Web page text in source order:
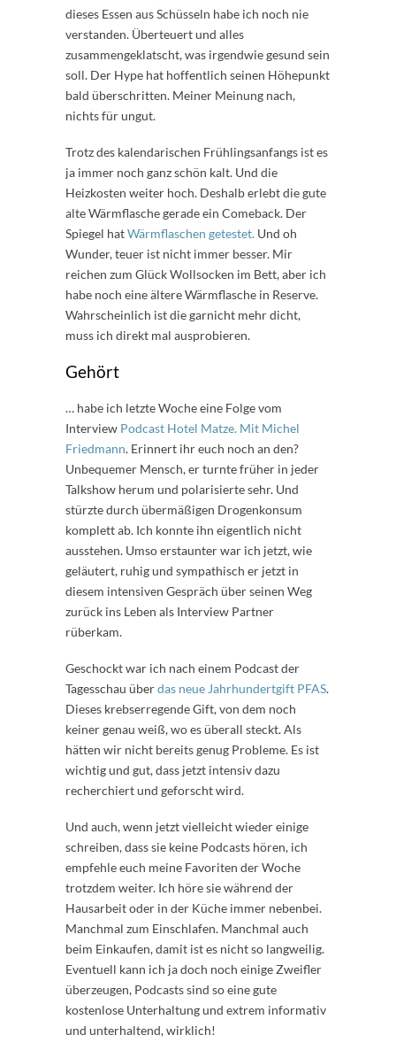
dieses Essen aus Schüsseln habe ich noch nie
verstanden. Überteuert und alles
zusammengeklatscht, was irgendwie gesund sein
soll. Der Hype hat hoffentlich seinen Höhepunkt
bald überschritten. Meiner Meinung nach,
nichts für ungut.
Trotz des kalendarischen Frühlingsanfangs ist es
ja immer noch ganz schön kalt. Und die
Heizkosten weiter hoch. Deshalb erlebt die gute
alte Wärmflasche gerade ein Comeback. Der
Spiegel hatWärmflaschen getestet. Und oh
Wunder, teuer ist nicht immer besser. Mir
reichen zum Glück Wollsocken im Bett, aber ich
habe noch eine ältere Wärmflasche in Reserve.
Wahrscheinlich ist die garnicht mehr dicht,
muss ich direkt mal ausprobieren.
Gehört
… habe ich letzte Woche eine Folge vom
Interview Podcast Hotel Matze. Mit Michel
Friedmann. Erinnert ihr euch noch an den?
Unbequemer Mensch, er turnte früher in jeder
Talkshow herum und polarisierte sehr. Und
stürzte durch übermäßigen Drogenkonsum
komplett ab. Ich konnte ihn eigentlich nicht
ausstehen. Umso erstaunter war ich jetzt, wie
geläutert, ruhig und sympathisch er jetzt in
diesem intensiven Gespräch über seinen Weg
zurück ins Leben als Interview Partner
rüberkam.
Geschockt war ich nach einem Podcast der
Tagesschau überdas neue Jahrhundertgift PFAS.
Dieses krebserregende Gift, von dem noch
keiner genau weiß, wo es überall steckt. Als
hätten wir nicht bereits genug Probleme. Es ist
wichtig und gut, dass jetzt intensiv dazu
recherchiert und geforscht wird.
Und auch, wenn jetzt vielleicht wieder einige
schreiben, dass sie keine Podcasts hören, ich
empfehle euch meine Favoriten der Woche
trotzdem weiter. Ich höre sie während der
Hausarbeit oder in der Küche immer nebenbei.
Manchmal zum Einschlafen. Manchmal auch
beim Einkaufen, damit ist es nicht so langweilig.
Eventuell kann ich ja doch noch einige Zweifler
überzeugen, Podcasts sind so eine gute
kostenlose Unterhaltung und extrem informativ
und unterhaltend, wirklich!